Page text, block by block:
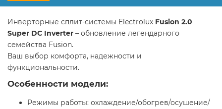
Инверторные сплит-системы Electrolux Fusion 2.0
Super DC Inverter – обновление легендарного
семейства Fusion.
Ваш выбор комфорта, надежности и
функциональности.
Особенности модели:
Режимы работы: охлаждение/обогрев/осушение/